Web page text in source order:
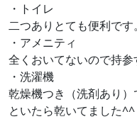
・トイレ
二つありとても便利です。
・アメニティ
全くおいてないので持参
・洗濯機
乾燥機つき（洗剤あり
といたら乾いてました^^